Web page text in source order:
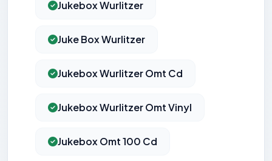
Jukebox Wurlitzer
Juke Box Wurlitzer
Jukebox Wurlitzer Omt Cd
Jukebox Wurlitzer Omt Vinyl
Jukebox Omt 100 Cd